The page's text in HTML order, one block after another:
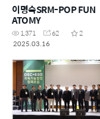
이명숙SRM-POP FUN
ATOMY
1,371 62
2
2025.03.16